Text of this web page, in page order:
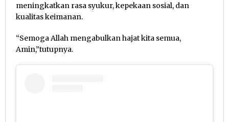
meningkatkan rasa syukur, kepekaan sosial, dan
kualitas keimanan.
“Semoga Allah mengabulkan hajat kita semua,
Amin,”tutupnya.